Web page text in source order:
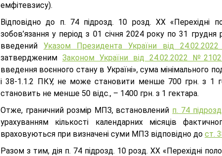
емфітевзису).
Відповідно до п. 74 підрозд. 10 розд. ХХ «Перехідні
зобов’язання у період з 01 січня 2024 року по 31
введений Указом Президента України від
затвердженим Законом України від 24.02.2022
введення воєнного стану в Україні», сума мінімального
і 38-1.1.2 ПКУ, не може становити менше 700 грн. з 1
становить не менше 50 відс., – 1400 грн. з 1 гектара.
Отже, граничний розмір МПЗ, встановлений п. 74
урахуванням кількості календарних місяців
враховуються при визначені суми МПЗ відповідно до ст.
Разом з тим, дія п. 74 підрозд. 10 розд. ХХ «Перехідні